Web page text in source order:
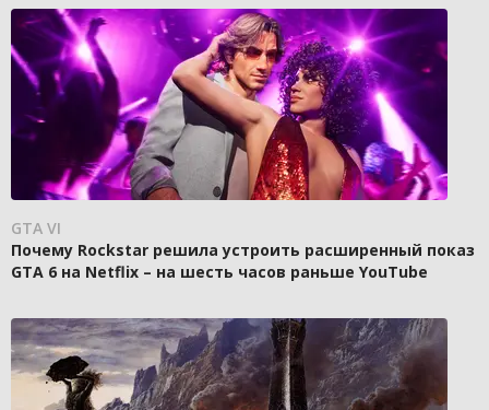
GTA VI
Почему Rockstar решила устроить расширенный показ
GTA 6 на Netflix – на шесть часов раньше YouTube